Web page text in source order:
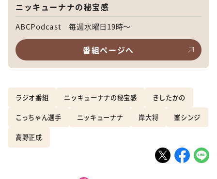
ニッキューナナの秘宝感
ABCPodcast 毎週水曜日19時～
番組ページへ
ラジオ番組 ニッキューナナの秘宝感 きしたかの
こっちゃん選手 ニッキューナナ 岸大将 峯シンジ
高野正成